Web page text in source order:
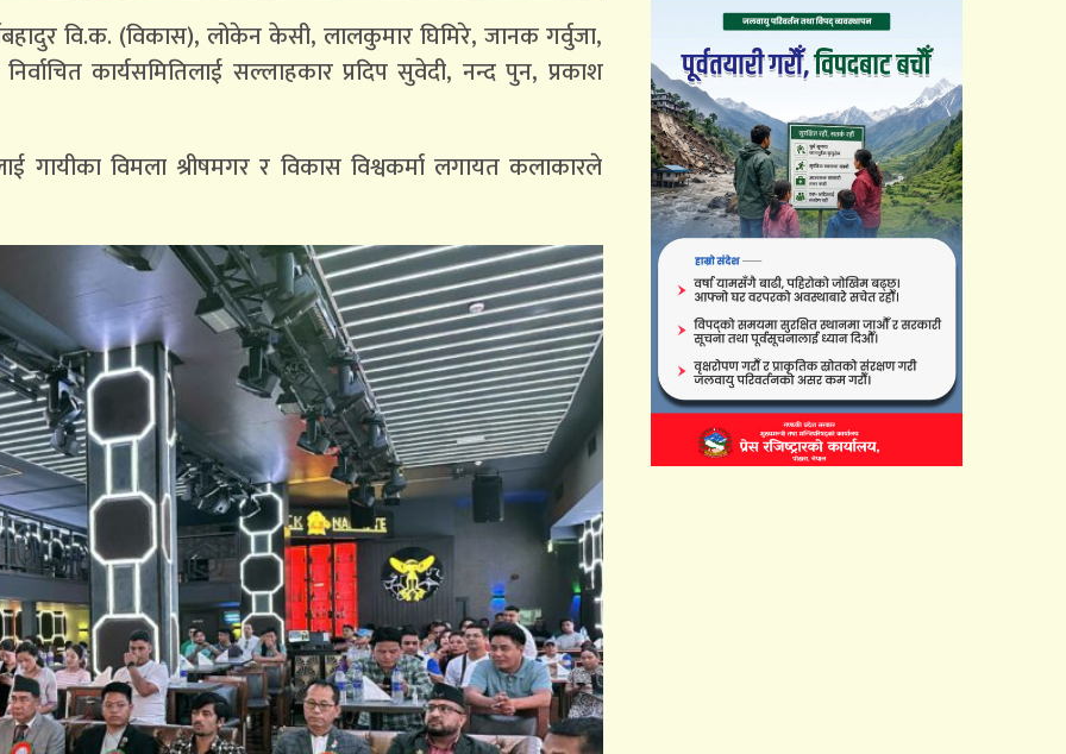
वि.क. (विकास), लोकेन केसी, लालकुमार घिमिरे, जानक गर्वुजा,
कार्यसमितिलाई सल्लाहकार प्रदिप सुवेदी, नन्द पुन, प्रकाश
गायीका विमला श्रीषमगर र विकास विश्वकर्मा लगायत कलाकारले